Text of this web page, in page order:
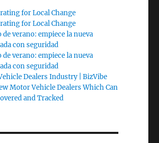
for Local Change
for Local Change
verano: empiece la nueva
con seguridad
verano: empiece la nueva
con seguridad
Dealers Industry | BizVibe
Motor Vehicle Dealers Which Can
and Tracked